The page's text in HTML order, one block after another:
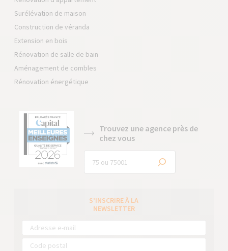
Surélévation de maison
Construction de véranda
Extension en bois
Rénovation de salle de bain
Aménagement de combles
Rénovation énergétique
Trouvez une agence près de
chez vous
S’INSCRIRE À LA
NEWSLETTER